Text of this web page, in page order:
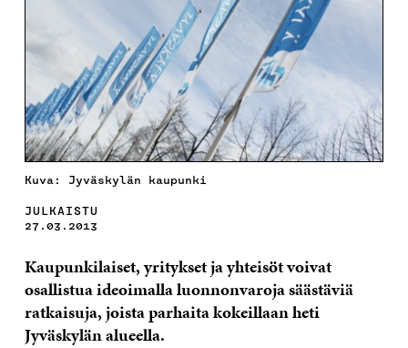
Kuva: Jyväskylän kaupunki
JULKAISTU
27.03.2013
Kaupunkilaiset, yritykset ja yhteisöt voivat
osallistua ideoimalla luonnonvaroja säästäviä
ratkaisuja, joista parhaita kokeillaan heti
Jyväskylän alueella.